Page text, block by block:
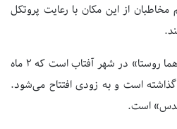
از این مکان با رعایت پروتکل
فاز اول پروژه و استقرار سالن «هما روستا» در شهر آفتاب است که ۲ ماه
است و به زودی افتتاح می‌شود.
قدس» است.